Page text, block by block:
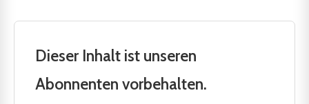
Dieser Inhalt ist unseren
Abonnenten vorbehalten.